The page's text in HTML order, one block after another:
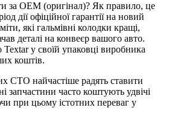
за OEM (оригінал)? Як правило, це
дії офіційної гарантії на новий
які гальмівні колодки кращі,
деталі на конвеєр вашого авто.
у своїй упаковці виробника
коштів.
СТО найчастіше радять ставити
запчастини часто коштують удвічі
при цьому істотних переваг у